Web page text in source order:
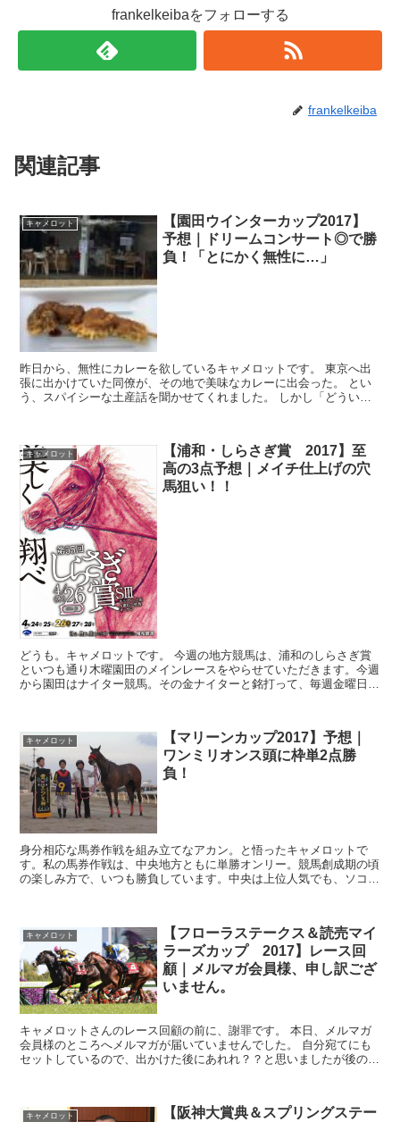
frankelkeibaをフォローする
frankelkeiba
関連記事
キャメロット
【園田ウインターカップ2017】
予想｜ドリームコンサート◎で勝
負！「とにかく無性に…」
昨日から、無性にカレーを欲しているキャメロットです。 東京へ出
張に出かけていた同僚が、その地で美味なカレーに出会った。 とい
う、スパイシーな土産話を聞かせてくれました。 しかし「どういう
キャメロット
【浦和・しらさぎ賞 2017】至
高の3点予想｜メイチ仕上げの穴
馬狙い！！
どうも。キャメロットです。 今週の地方競馬は、浦和のしらさぎ賞
といつも通り木曜園田のメインレースをやらせていただきます。今週
から園田はナイター競馬。その金ナイターと銘打って、毎週金曜日に
キャメロット
【マリーンカップ2017】予想｜
ワンミリオンス頭に枠単2点勝
負！
身分相応な馬券作戦を組み立てなアカン。と悟ったキャメロットで
す。私の馬券作戦は、中央地方ともに単勝オンリー。競馬創成期の頃
の楽しみ方で、いつも勝負しています。中央は上位人気でも、ソコソ
キャメロット
【フローラステークス＆読売マイ
ラーズカップ 2017】レース回
顧｜メルマガ会員様、申し訳ござ
いません。
キャメロットさんのレース回顧の前に、謝罪です。 本日、メルマガ
会員様のところへメルマガが届いていませんでした。 自分宛てにも
セットしているので、出かけた後にあれれ？？と思いましたが後の祭
キャメロット
【阪神大賞典＆スプリングステー